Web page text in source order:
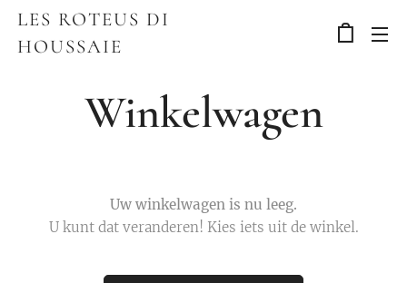
LES ROTEUS DI
HOUSSAIE
Winkelwagen
Uw winkelwagen is nu leeg.
U kunt dat veranderen! Kies iets uit de winkel.